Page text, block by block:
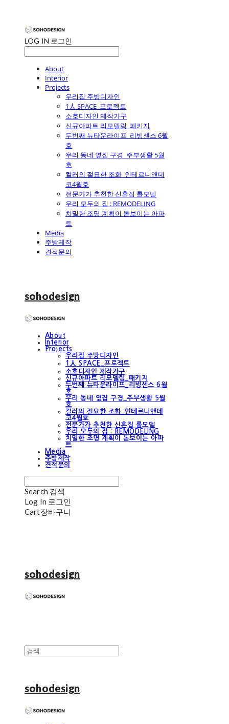
LOG IN 로그인
About
Interior
Projects
우리집 주방디자인
1人 SPACE_프로젝트
소호디자인 제작가구
신규아파트 리모델링_패키지
두번째 뉴타운라이프_리빙센스 6월
호
우리 동네 옆집 구경_주부생활 5월
호
컬러의 절묘한 조화_인테르니앤데
코4월호
전문가가 추천한 신혼집 롤모델
우리 모두의 집 : REMODELING
치밀한 조명 계획이 돋보이는 아파
트
Media
주방제작
견적문의
sohodesign
About
Interior
Projects
우리집 주방디자인
1人 SPACE_프로젝트
소호디자인 제작가구
신규아파트 리모델링_패키지
두번째 뉴타운라이프_리빙센스 6월
호
우리 동네 옆집 구경_주부생활 5월
호
컬러의 절묘한 조화_인테르니앤데
코4월호
전문가가 추천한 신혼집 롤모델
우리 모두의 집 : REMODELING
치밀한 조명 계획이 돋보이는 아파
트
Media
주방제작
견적문의
Search 검색
Log In 로그인
Cart장바구니
sohodesign
sohodesign